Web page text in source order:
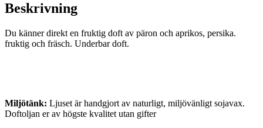
Beskrivning
Du känner direkt en fruktig doft av päron och aprikos, persika.
fruktig och fräsch. Underbar doft.
Miljötänk: Ljuset är handgjort av naturligt, miljövänligt sojavax.
Doftoljan er av högste kvalitet utan gifter